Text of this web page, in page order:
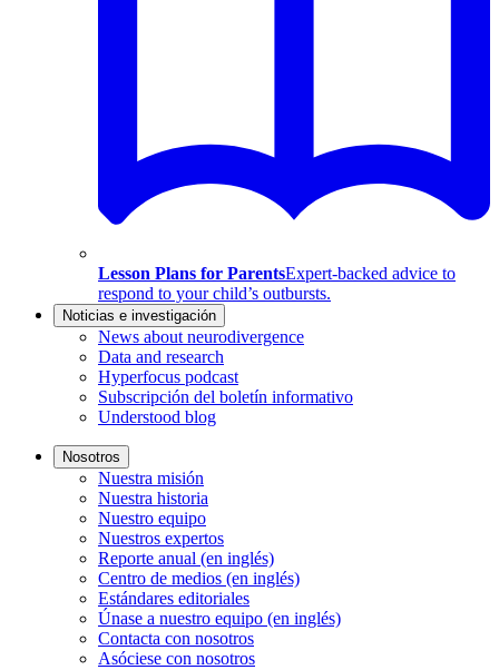
Lesson Plans for ParentsExpert-backed advice to
respond to your child’s outbursts.
Noticias e investigación
News about neurodivergence
Data and research
Hyperfocus podcast
Subscripción del boletín informativo
Understood blog
Nosotros
Nuestra misión
Nuestra historia
Nuestro equipo
Nuestros expertos
Reporte anual (en inglés)
Centro de medios (en inglés)
Estándares editoriales
Únase a nuestro equipo (en inglés)
Contacta con nosotros
Asóciese con nosotros